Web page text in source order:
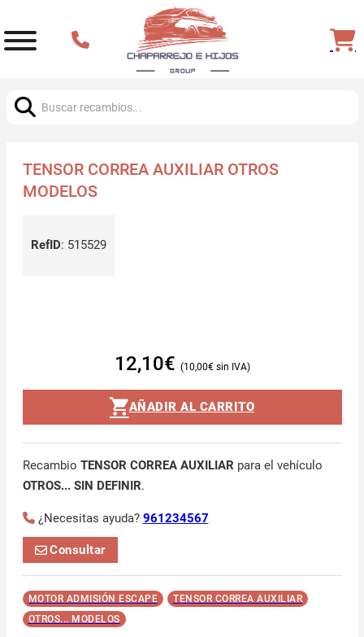
TENSOR CORREA AUXILIAR OTROS
MODELOS
RefID: 515529
12,10€ 10,00€
AÑADIR AL CARRITO
Recambio TENSOR CORREA AUXILIAR para el vehículo
OTROS... SIN DEFINIR.
¿Necesitas ayuda? 961234567
Consultar
MOTOR ADMISIÓN ESCAPE
TENSOR CORREA AUXILIAR
OTROS... MODELOS